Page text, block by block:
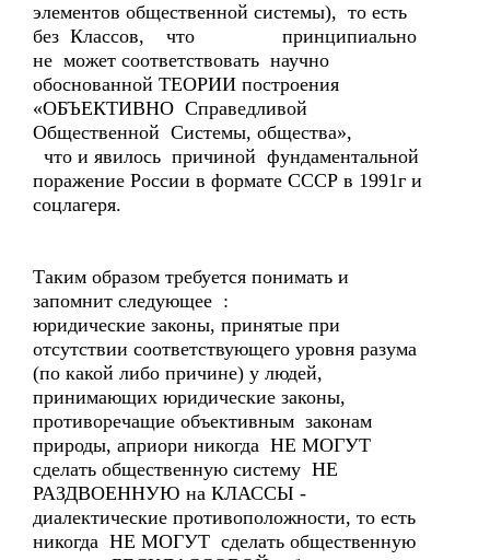
элементов общественной системы), то есть
без Классов, что принципиально
не может соответствовать научно
обоснованной ТЕОРИИ построения
«ОБЪЕКТИВНО Справедливой
Общественной Системы, общества»,
что и явилось причиной фундаментальной
поражение России в формате СССР в 1991г и
соцлагеря.
Таким образом требуется понимать и
запомнит следующее :
юридические законы, принятые при
отсутствии соответствующего уровня разума
(по какой либо причине) у людей,
принимающих юридические законы,
противоречащие объективным законам
природы, априори никогда НЕ МОГУТ
сделать общественную систему НЕ
РАЗДВОЕННУЮ на КЛАССЫ -
диалектические противоположности, то есть
никогда НЕ МОГУТ сделать общественную